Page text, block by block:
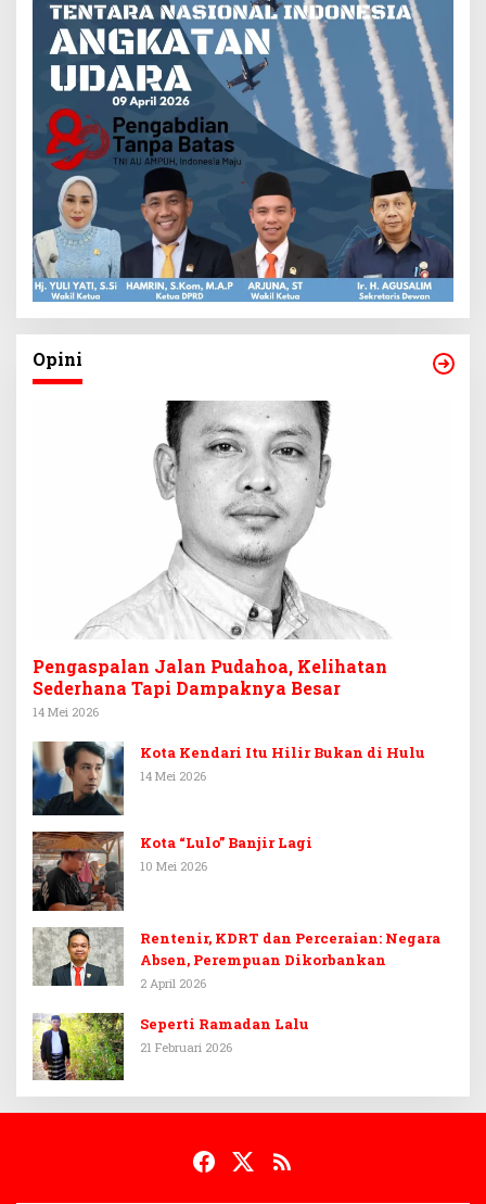
Opini
Pengaspalan Jalan Pudahoa, Kelihatan
Sederhana Tapi Dampaknya Besar
14 Mei 2026
Kota Kendari Itu Hilir Bukan di Hulu
14 Mei 2026
Kota “Lulo” Banjir Lagi
10 Mei 2026
Rentenir, KDRT dan Perceraian: Negara
Absen, Perempuan Dikorbankan
2 April 2026
Seperti Ramadan Lalu
21 Februari 2026